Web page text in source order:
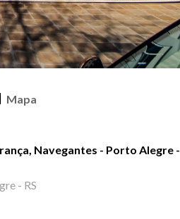
Mapa
Navegantes - Porto Alegre -
- RS